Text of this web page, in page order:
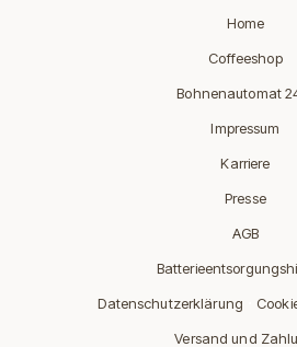
Home
Coffeeshop
Bohnenautomat
Impressum
Karriere
Presse
AGB
Datenschutzerklärung
Versand und